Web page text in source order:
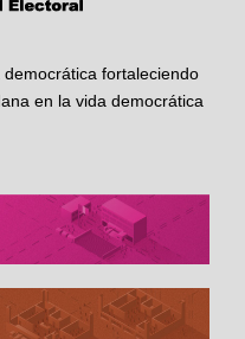
fortaleciendo
en la vida democrática